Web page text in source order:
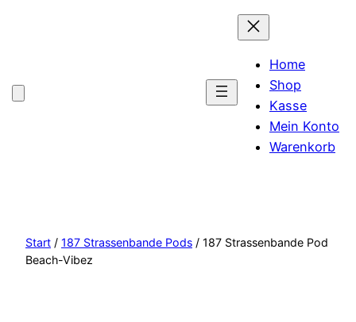
Home
Shop
Kasse
Mein Konto
Warenkorb
Start / 187 Strassenbande Pods / 187 Strassenbande Pod
Beach-Vibez